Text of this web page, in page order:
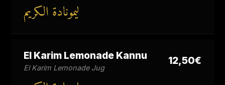
ليمونادة الكريم
El Karim Lemonade Kannu
El Karim Lemonade Jug
12,50€